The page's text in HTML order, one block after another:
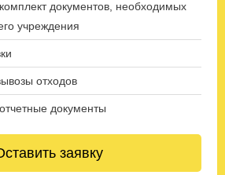
документов, необходимых
учреждения
отходов
документы
заявку